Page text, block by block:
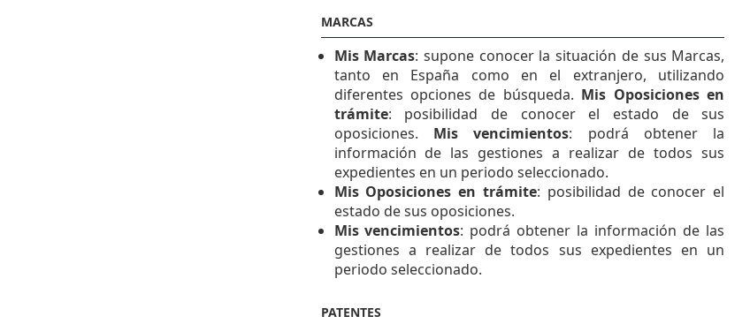
MARCAS
Mis Marcas: supone conocer la situación de sus Marcas,
tanto en España como en el extranjero, utilizando
diferentes opciones de búsqueda. Mis Oposiciones en
trámite: posibilidad de conocer el estado de sus
oposiciones. Mis vencimientos: podrá obtener la
información de las gestiones a realizar de todos sus
expedientes en un periodo seleccionado.
Mis Oposiciones en trámite: posibilidad de conocer el
estado de sus oposiciones.
Mis vencimientos: podrá obtener la información de las
gestiones a realizar de todos sus expedientes en un
periodo seleccionado.
PATENTES